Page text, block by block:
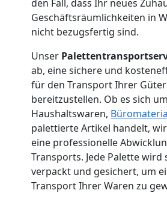
den Fall, dass Ihr neues
Geschäftsräumlichkeiten in
nicht bezugsfertig sind.
Unser
ab, eine sichere und
für den Transport Ihrer Güter
bereitzustellen. Ob es sich um
Haushaltswaren,
palettierte Artikel handelt,
eine professionelle
Transports. Jede Palette
verpackt und gesichert, um
Transport Ihrer Waren zu